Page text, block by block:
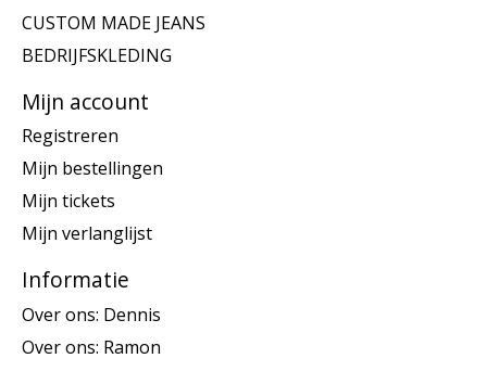
CUSTOM MADE JEANS
BEDRIJFSKLEDING
Mijn account
Registreren
Mijn bestellingen
Mijn tickets
Mijn verlanglijst
Informatie
Over ons: Dennis
Over ons: Ramon